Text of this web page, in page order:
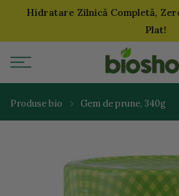
SariHidratare Zilnică Completă,
Plat!
Produse bio Gem de prune, 340g